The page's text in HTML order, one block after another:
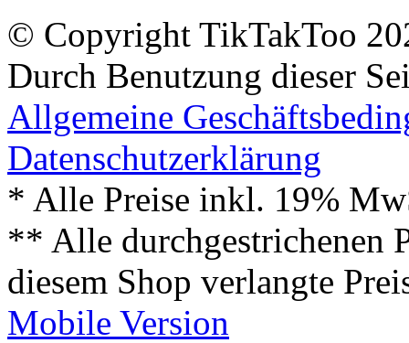
© Copyright TikTakToo
Durch Benutzung dieser
Allgemeine
Datenschutzerklärung
* Alle Preise inkl. 19%
** Alle durchgestrichenen
diesem Shop verlangte
Mobile Version